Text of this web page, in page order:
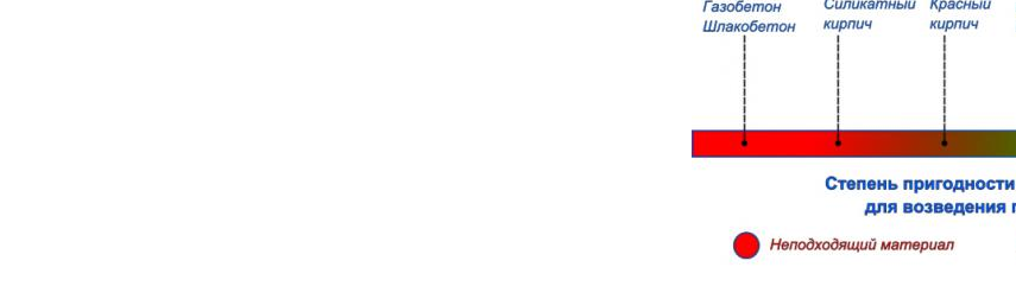
Погреб под балконом
Винный погреб
Погреб в доме